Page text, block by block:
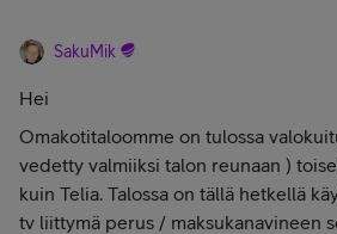
SakuMik
Hei
Omakotitaloomme on tulossa
vedetty valmiiksi talon reunaan )
kuin Telia. Talossa on tällä hetkellä
tv liittymä perus / maksukanavineen